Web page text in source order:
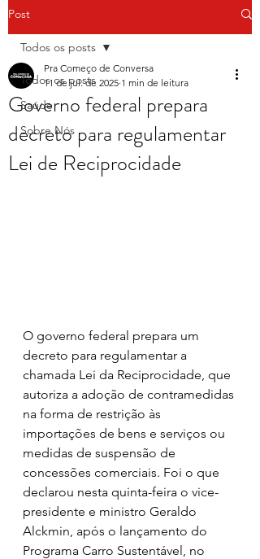
Post
Todos os posts
Saúde
Sobre Nós
Todos os posts
Governo federal prepara
decreto para regulamentar
Lei de Reciprocidade
Pra Começo de Conversa
11 de jul. de 2025 1 min de leitura
O governo federal prepara um
decreto para regulamentar a
chamada Lei da Reciprocidade, que
autoriza a adoção de contramedidas
na forma de restrição às
importações de bens e serviços ou
medidas de suspensão de
concessões comerciais. Foi o que
declarou nesta quinta-feira o vice-
presidente e ministro Geraldo
Alckmin, após o lançamento do
Programa Carro Sustentável, no